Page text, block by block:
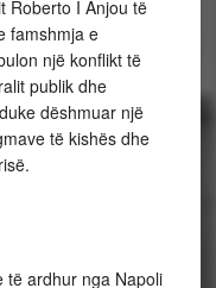
Roberto I Anjou të
famshmja e
një konflikt të
publik dhe
dëshmuar një
të kishës dhe
të ardhur nga Napoli